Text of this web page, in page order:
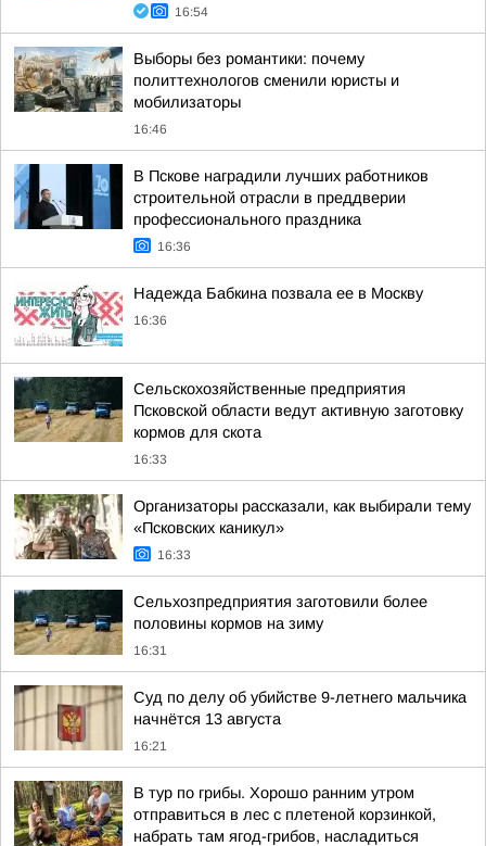
16:54
Выборы без романтики: почему
политтехнологов сменили юристы и
мобилизаторы
16:46
В Пскове наградили лучших работников
строительной отрасли в преддверии
профессионального праздника
16:36
Надежда Бабкина позвала ее в Москву
16:36
Сельскохозяйственные предприятия
Псковской области ведут активную заготовку
кормов для скота
16:33
Организаторы рассказали, как выбирали тему
«Псковских каникул»
16:33
Сельхозпредприятия заготовили более
половины кормов на зиму
16:31
Суд по делу об убийстве 9-летнего мальчика
начнётся 13 августа
16:21
В тур по грибы. Хорошо ранним утром
отправиться в лес с плетеной корзинкой,
набрать там ягод-грибов, насладиться